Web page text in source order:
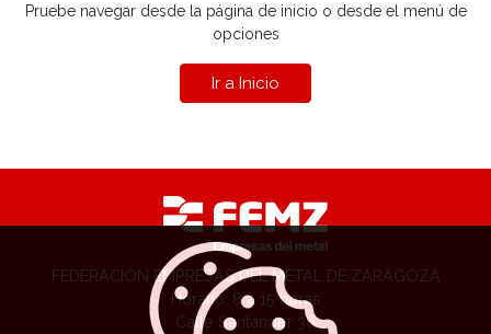
Pruebe navegar desde la página de inicio o desde el menú de
opciones
Ir a Inicio
FEDERACIÓN EMPRESAS DEL METAL DE ZARAGOZA
Horario: 8 a 15 horas
Calle Santander 36